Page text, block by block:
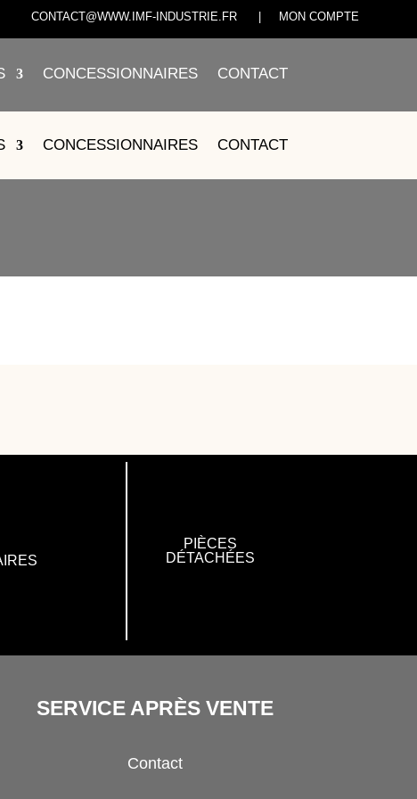
CONTACT@WWW.IMF-INDUSTRIE.FR MON COMPTE
CONCESSIONNAIRES CONTACT
CONCESSIONNAIRES CONTACT
62
PIÈCES
DÉTACHÉES
SERVICE APRÈS VENTE
Contact